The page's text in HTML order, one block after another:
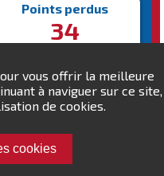
vous offrir la meilleure
à naviguer sur ce site,
de cookies.
cookies
Points perdus
34
Victoire la plus lente
248s
!